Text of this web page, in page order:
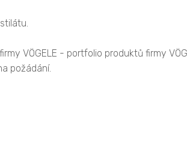
VÖGELE - portfolio produktů firmy
požádání.